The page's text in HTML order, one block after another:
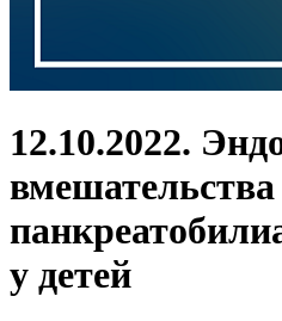
12.10.2022.
у детей